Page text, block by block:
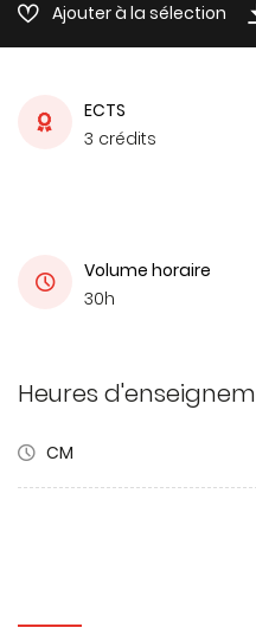
Ajouter à la sélection
ECTS
3 crédits
Volume horaire
30h
Heures
CM